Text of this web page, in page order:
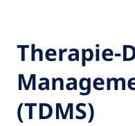
Therapie-
(TDMS)